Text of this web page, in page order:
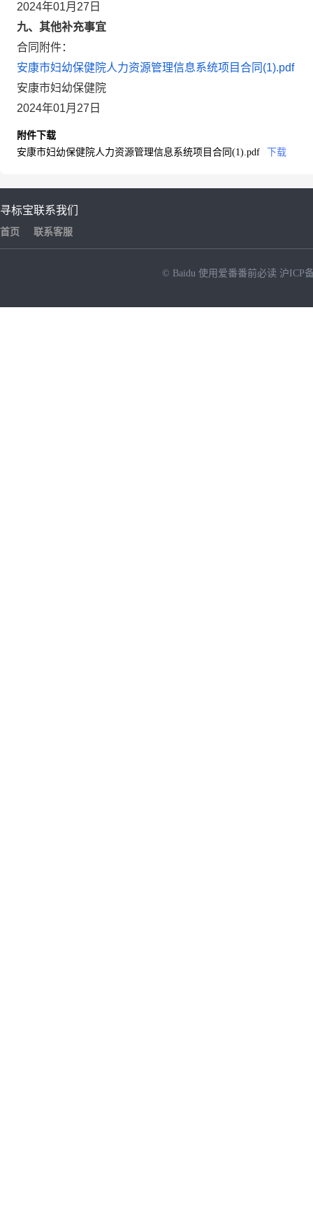
2024年01月27日
九、其他补充事宜
合同附件：
安康市妇幼保健院人力资源管理信息系统项目合同(1).pdf
安康市妇幼保健院
2024年01月27日
附件下载
安康市妇幼保健院人力资源管理信息系统项目合同(1).pdf
下载
寻标宝
首页
联系我们
联系客服
© Baidu 使用爱番番前必读 沪ICP